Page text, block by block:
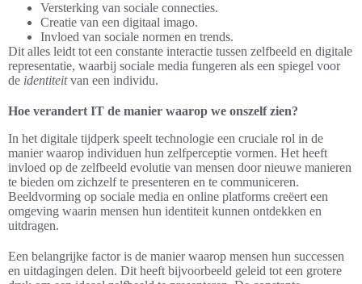
Versterking van sociale connecties.
Creatie van een digitaal imago.
Invloed van sociale normen en trends.
Dit alles leidt tot een constante interactie tussen zelfbeeld en digitale
representatie, waarbij sociale media fungeren als een spiegel voor
de identiteitvan een individu.
Hoe verandert IT de manier waarop we onszelf zien?
In het digitale tijdperk speelt technologie een cruciale rol in de
manier waarop individuen hun zelfperceptie vormen. Het heeft
invloed op de zelfbeeld evolutie van mensen door nieuwe manieren
te bieden om zichzelf te presenteren en te communiceren.
Beeldvorming op sociale media en online platforms creëert een
omgeving waarin mensen hun identiteit kunnen ontdekken en
uitdragen.
Een belangrijke factor is de manier waarop mensen hun successen
en uitdagingen delen. Dit heeft bijvoorbeeld geleid tot een grotere